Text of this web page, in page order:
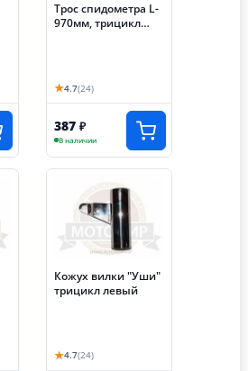
Трос спидометра L-
970мм, трицикл
★4.7(24)
387 ₽
В наличии
Кожух вилки "Уши"
трицикл левый
★4.7(24)